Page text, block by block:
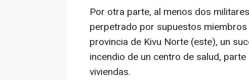
Por otra parte, al menos dos
perpetrado por supuestos miembros
provincia de Kivu Norte (este), un
incendio de un centro de salud,
viviendas.